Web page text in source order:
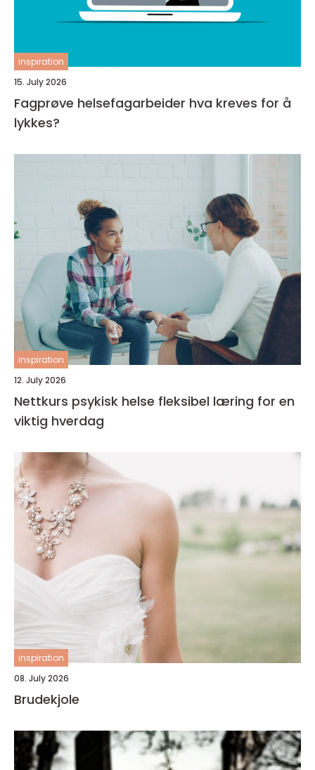
inspiration
15. July 2026
Fagprøve helsefagarbeider hva kreves for å
lykkes?
inspiration
12. July 2026
Nettkurs psykisk helse fleksibel læring for en
viktig hverdag
inspiration
08. July 2026
Brudekjole